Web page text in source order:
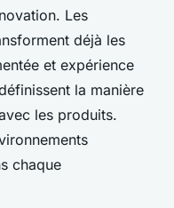
Les
déjà les
et expérience
la manière
les produits.
chaque